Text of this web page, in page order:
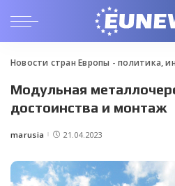
Новости стран Европы - политика,
Модульная
достоинства и монтаж
Posted
marusia 21.04.2023